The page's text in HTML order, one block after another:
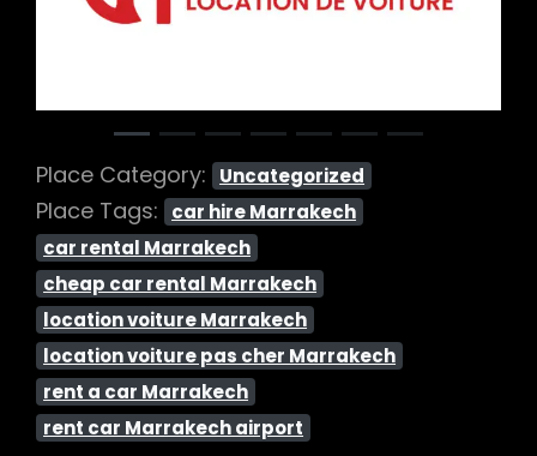
Previous
Place Category: Uncategorized
Place Tags:
car hire Marrakech
car rental Marrakech
cheap car rental Marrakech
location voiture Marrakech
location voiture pas cher Marrakech
rent a car Marrakech
rent car Marrakech airport